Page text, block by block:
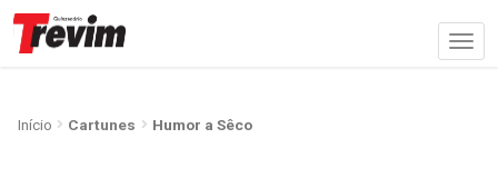
Início Cartunes Humor a Sêco